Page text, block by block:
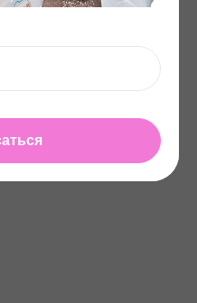
| Токи
| Плейми